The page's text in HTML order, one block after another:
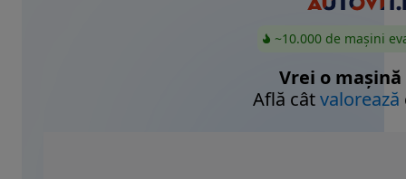
~10.000 de mașini
Vrei o mașină
Află câtvalorează